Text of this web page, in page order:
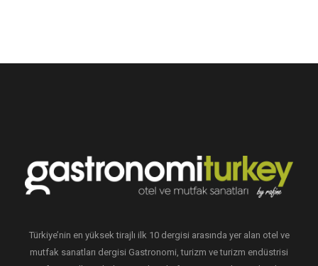
Türkiye’nin en yüksek tirajlı ilk 10 dergisi arasında yer alan otel ve
mutfak sanatları dergisi Gastronomi, turizm ve turizm endüstrisi